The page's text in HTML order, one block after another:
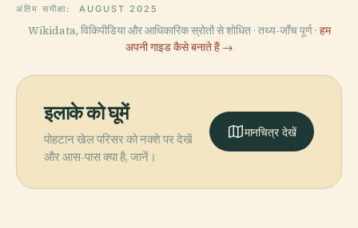
अंतिम समीक्षा: AUGUST 2025
Wikidata, विकिपीडिया और आधिकारिक स्रोतों से शोधित · तथ्य-जाँच पूर्ण · हम
अपनी गाइड कैसे बनाते हैं →
इलाके को घूमें
पोहटान खेल परिसर को नक्शे पर देखें
और आस-पास क्या है, जानें।
मानचित्र देखें